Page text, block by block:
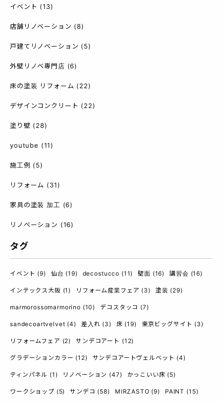
イベント (13)
店舗リノベーション (8)
戸建てリノベーション (5)
外壁リノベ専門店 (6)
床の塗装 リフォーム (22)
デザインコンクリート (22)
塗り壁 (28)
youtube (11)
施工例 (5)
リフォーム (31)
家具の塗装 加工 (6)
リノベーション (16)
タグ
イベント (9) 仙台 (19) decostucco (11) 壁面 (16) 講習会 (16)
インテックス大阪 (1) リフォーム産業フェア (3) 塗装 (29)
marmorossomarmorino (10) デコスタッコ (7)
sandecoartvelvet (4) 差入れ (3) 床 (19) 東京ビッグサイト (3)
リフォームフェア (2) サンデコアート (12)
グラデーションカラー (12) サンデコアートヴェルベット (4)
ティンパネル (1) リノベーション (47) かっこいい床 (5)
ワークショップ (5) サンデコ (58) MIRZASTO (9) PAINT (15)